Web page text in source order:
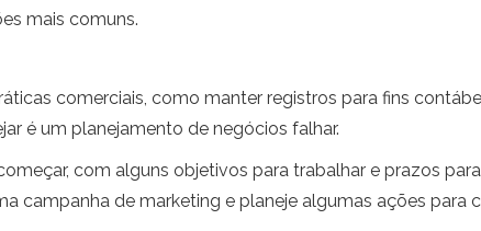
mais comuns.
comerciais, como manter registros para fins
é um planejamento de negócios falhar.
com alguns objetivos para trabalhar e prazos
campanha de marketing e planeje algumas ações para